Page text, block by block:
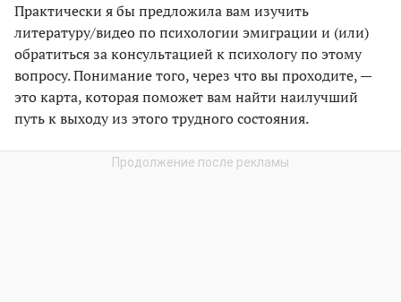
Практически я бы предложила вам изучить
литературу/видео по психологии эмиграции и (или)
обратиться за консультацией к психологу по этому
вопросу. Понимание того, через что вы проходите, —
это карта, которая поможет вам найти наилучший
путь к выходу из этого трудного состояния.